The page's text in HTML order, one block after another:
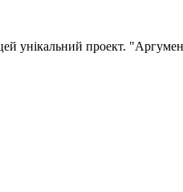
унікальний проект.